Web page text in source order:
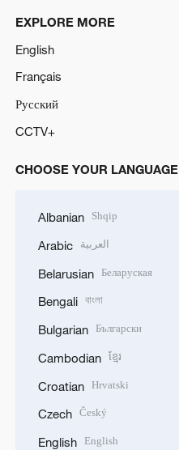
EXPLORE MORE
English
Français
Русский
CCTV+
CHOOSE YOUR LANGUAGE
Albanian Shqip
Arabic العربية
Belarusian Беларуская
Bengali বাংলা
Bulgarian Български
Cambodian ខ្មែរ
Croatian Hrvatski
Czech Český
English English